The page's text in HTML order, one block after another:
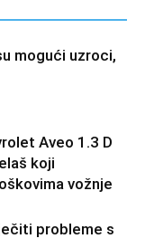
mogući uzroci,
Aveo 1.3 D
koji
vožnje
probleme s